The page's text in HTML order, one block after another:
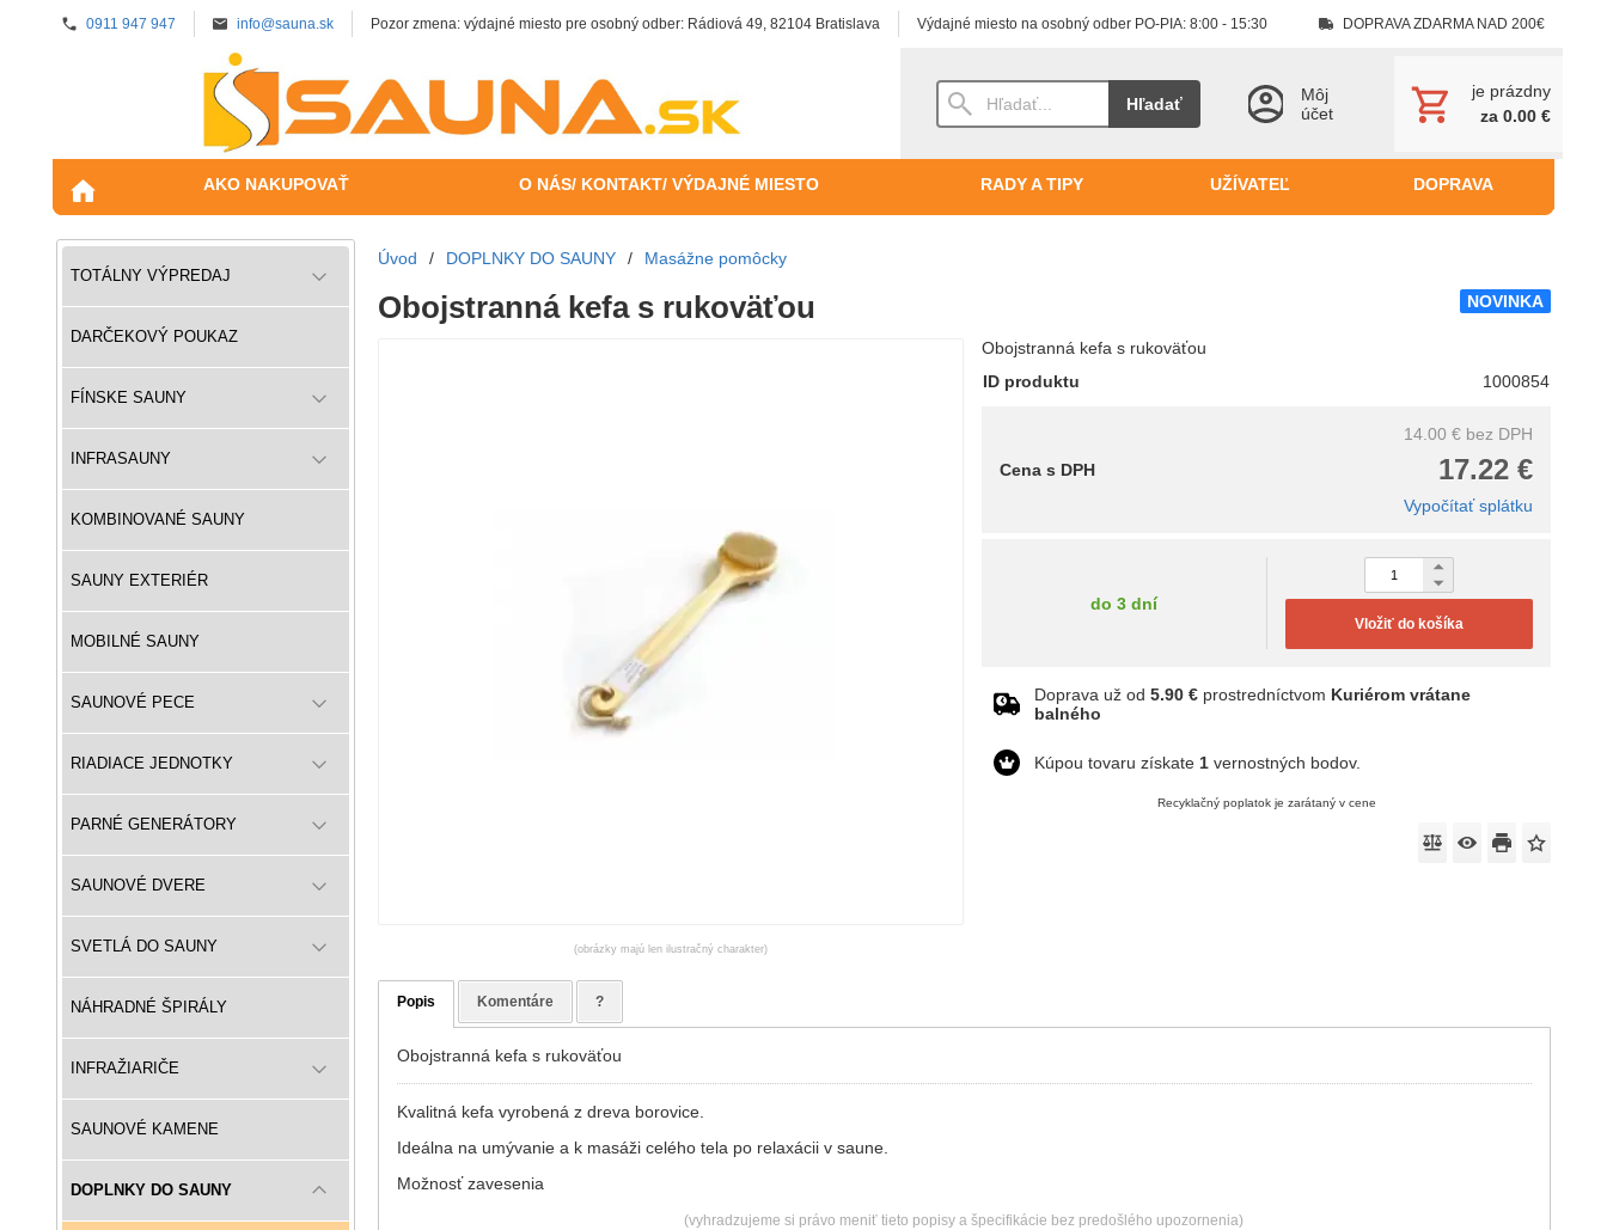
0911 947 947 info@sauna.sk Pozor zmena: výdajné miesto pre osobný odber: Rádiová 49, 82104 Bratislava Výdajné miesto na osobný odber PO-PIA: 8:00 - 15:30 DOPRAVA ZDARMA NAD 200€
Hľadať
Môj
účet
je prázdny
za 0.00 €
AKO NAKUPOVAŤ O NÁS/ KONTAKT/ VÝDAJNÉ MIESTO RADY A TIPY UŽÍVATEĽ DOPRAVA
TOTÁLNY VÝPREDAJ
DARČEKOVÝ POUKAZ
FÍNSKE SAUNY
INFRASAUNY
KOMBINOVANÉ SAUNY
SAUNY EXTERIÉR
MOBILNÉ SAUNY
SAUNOVÉ PECE
RIADIACE JEDNOTKY
PARNÉ GENERÁTORY
SAUNOVÉ DVERE
SVETLÁ DO SAUNY
NÁHRADNÉ ŠPIRÁLY
INFRAŽIARIČE
SAUNOVÉ KAMENE
DOPLNKY DO SAUNY
Úvod / DOPLNKY DO SAUNY / Masážne pomôcky
NOVINKA
Obojstranná kefa s rukoväťou
(obrázky majú len ilustračný charakter)
Obojstranná kefa s rukoväťou
ID produktu
1000854
14.00 € bez DPH
17.22 €
Cena s DPH
Vypočítať splátku
do 3 dní
Vložiť do košíka
Doprava už od5.90 € prostredníctvom Kuriérom vrátane
balného
Kúpou tovaru získate1 vernostných bodov.
Recyklačný poplatok je zarátaný v cene
Popis Komentáre ?
Obojstranná kefa s rukoväťou
Kvalitná kefa vyrobená z dreva borovice.
Ideálna na umývanie a k masáži celého tela po relaxácii v saune.
Možnosť zavesenia
(vyhradzujeme si právo meniť tieto popisy a špecifikácie bez predošlého upozornenia)